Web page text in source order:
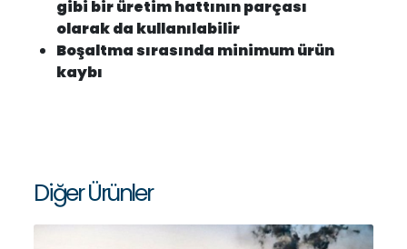
gibi bir üretim hattının parçası
olarak da kullanılabilir
Boşaltma sırasında minimum ürün
kaybı
Diğer Ürünler